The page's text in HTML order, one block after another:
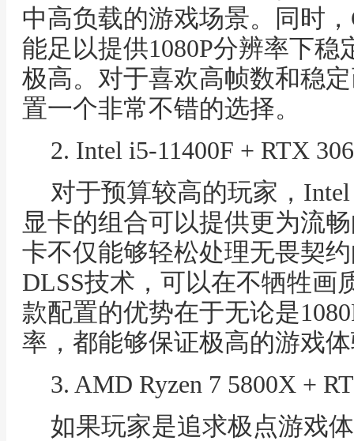
中高负载的游戏场景。同时
能足以提供1080P分辨率下
极高。对于喜欢高帧数和稳
置一个非常不错的选择。
2. Intel i5-11400F + RTX
对于预算较高的玩家，
显卡的组合可以提供更为流
卡不仅能够轻松处理无畏契
DLSS技术，可以在不牺牲画
款配置的优势在于无论是
率，都能够保证极高的游戏
3. AMD Ryzen 7 5800X +
如果玩家是追求极点游戏